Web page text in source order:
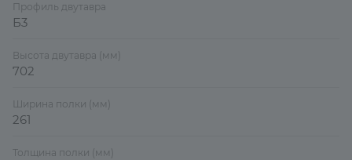
Профиль двутавра
Б3
Высота двутавра (мм)
702
Ширина полки (мм)
261
Толщина полки (мм)